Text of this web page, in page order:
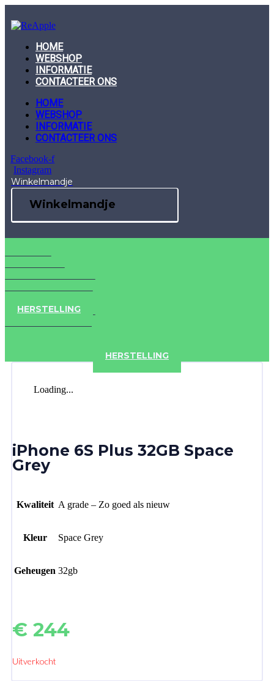
to
content
HOME
WEBSHOP
INFORMATIE
CONTACTEER ONS
HOME
WEBSHOP
INFORMATIE
CONTACTEER ONS
Facebook-f
Instagram
Winkelmandje
Winkelmandje
HERSTELLING
HERSTELLING
Loading...
iPhone 6S Plus 32GB Space
Grey
Kwaliteit A grade – Zo goed als nieuw
Kleur Space Grey
Geheugen 32gb
€ 244
Uitverkocht